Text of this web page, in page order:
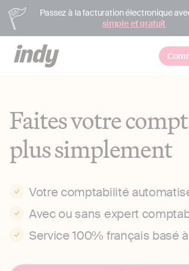
Passez à la facturation électronique
simple et gratuit
Faites votre
plus simplement
Votre comptabilité
Avec ou sans expert
Service 100% français basé